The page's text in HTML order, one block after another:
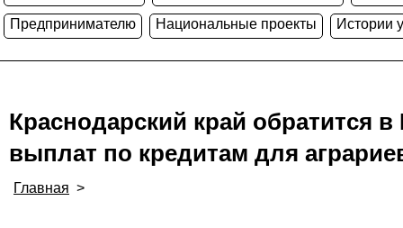
Предпринимателю Национальные проекты Истории
Краснодарский край обратится
выплат по кредитам для
Главная >